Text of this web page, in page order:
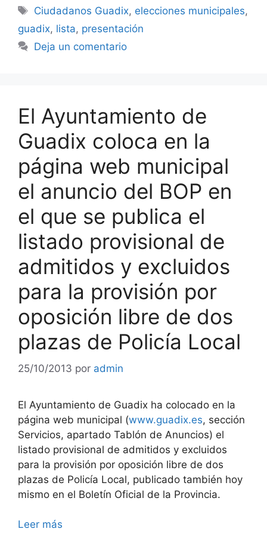
Etiquetas
Ciudadanos Guadix, elecciones municipales,
guadix, lista, presentación
Deja un comentario
El Ayuntamiento de
Guadix coloca en la
página web municipal
el anuncio del BOP en
el que se publica el
listado provisional de
admitidos y excluidos
para la provisión por
oposición libre de dos
plazas de Policía Local
25/10/2013 por admin
El Ayuntamiento de Guadix ha colocado en la
página web municipal (www.guadix.es, sección
Servicios, apartado Tablón de Anuncios) el
listado provisional de admitidos y excluidos
para la provisión por oposición libre de dos
plazas de Policía Local, publicado también hoy
mismo en el Boletín Oficial de la Provincia.
Leer más